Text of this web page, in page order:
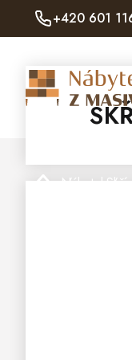
+420 601
DomůNábytek